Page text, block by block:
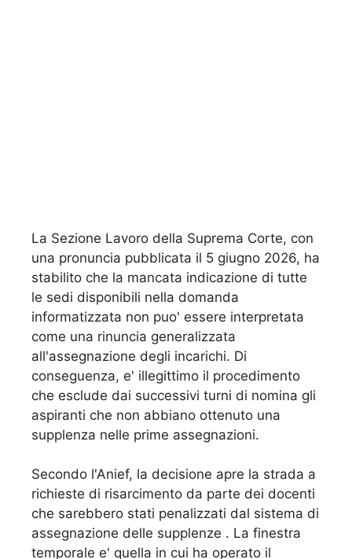
La Sezione Lavoro della Suprema Corte, con
una pronuncia pubblicata il 5 giugno 2026, ha
stabilito che la mancata indicazione di tutte
le sedi disponibili nella domanda
informatizzata non puo' essere interpretata
come una rinuncia generalizzata
all'assegnazione degli incarichi. Di
conseguenza, e' illegittimo il procedimento
che esclude dai successivi turni di nomina gli
aspiranti che non abbiano ottenuto una
supplenza nelle prime assegnazioni.
Secondo l'Anief, la decisione apre la strada a
richieste di risarcimento da parte dei docenti
che sarebbero stati penalizzati dal sistema di
assegnazione delle supplenze . La finestra
temporale e' quella in cui ha operato il